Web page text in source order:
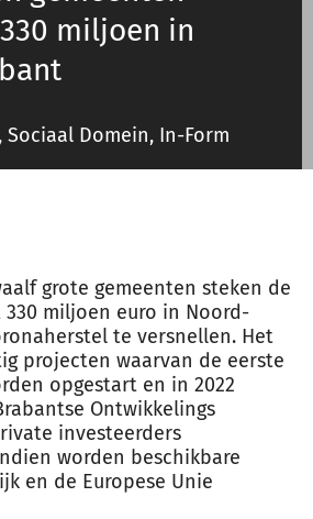
Inloggen
Registreren
miljoen in
Sociaal Domein, In-Form
grote gemeenten steken de
miljoen euro in Noord-
te versnellen. Het
projecten waarvan de eerste
opgestart en in 2022
Ontwikkelings
investeerders
worden beschikbare
en de Europese Unie